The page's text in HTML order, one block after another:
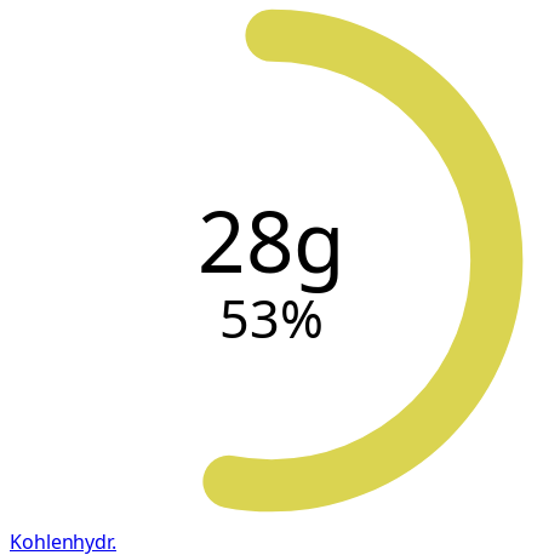
28g
53%
Kohlenhydr.